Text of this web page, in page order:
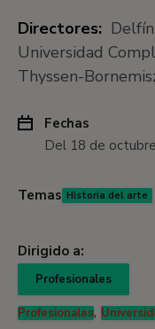
Directores:
Universidad
Thyssen-
Fechas
Del 18 de
Temas Historia del arte
Dirigido a:
Profesionales
Profesionales,